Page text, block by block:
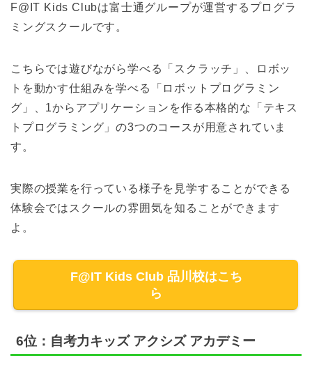
F@IT Kids Clubは富士通グループが運営するプログラ
ミングスクールです。
こちらでは遊びながら学べる「スクラッチ」、ロボッ
トを動かす仕組みを学べる「ロボットプログラミン
グ」、1からアプリケーションを作る本格的な「テキス
トプログラミング」の3つのコースが用意されていま
す。
実際の授業を行っている様子を見学することができる
体験会ではスクールの雰囲気を知ることができます
よ。
F@IT Kids Club 品川校はこち
ら
6位：自考力キッズ アクシズ アカデミー